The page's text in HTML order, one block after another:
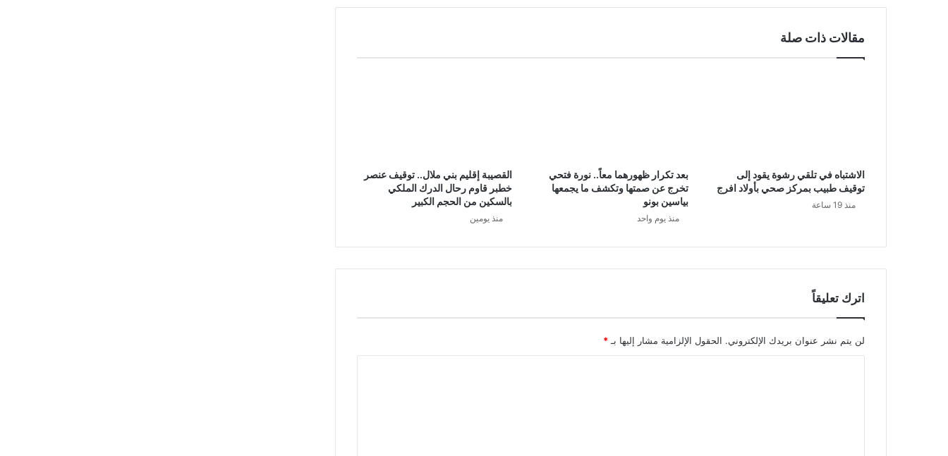
مقالات ذات صلة
الاشتباه في تلقي رشوة يقود إلى
توقيف طبيب بمركز صحي بأولاد افرج
منذ 19 ساعة
بعد تكرار ظهورهما معاً.. نورة فتحي
تخرج عن صمتها وتكشف ما يجمعها
بياسين بونو
منذ يوم واحد
القصيبة إقليم بني ملال.. توقيف عنصر
خطبر قاوم رحال الدرك الملكي
بالسكين من الحجم الكبير
منذ يومين
اترك تعليقاً
لن يتم نشر عنوان بريدك الإلكتروني. الحقول الإلزامية مشار إليها بـ *